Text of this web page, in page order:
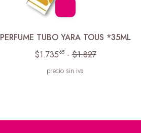
PERFUME TUBO YARA TOUS *35ML
$1.73565 - $1.827
precio sin iva